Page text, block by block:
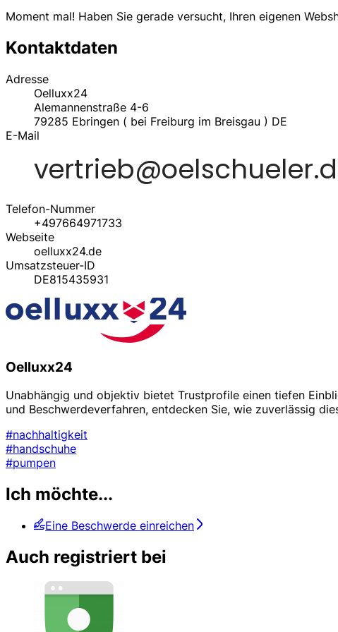
Moment mal! Haben Sie gerade versucht, Ihren eigenen
Kontaktdaten
Adresse
Oelluxx24
Alemannenstraße 4-6
79285 Ebringen ( bei Freiburg im Breisgau ) DE
E-Mail
Telefon-Nummer
+497664971733
Webseite
oelluxx24.de
Umsatzsteuer-ID
DE815435931
Oelluxx24
Unabhängig und objektiv bietet Trustprofile einen tiefen
und Beschwerdeverfahren, entdecken Sie, wie zuverlässig
#nachhaltigkeit
#handschuhe
#pumpen
Ich möchte...
Eine Beschwerde einreichen
Auch registriert bei